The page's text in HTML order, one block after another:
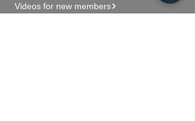
Videos for new members